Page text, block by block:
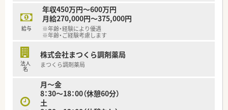
≪薬局情報≫
地域の病院門前で複数科目応需しています。1日あたり90枚ほど
処方箋を応需。在宅も施設・個人宅と実施しております。こちら
の店舗は男性薬剤師もいらっしゃいます。
給与
年収450万円～600万円
月給270,000円～375,000円
※年齢・経験により優遇
※年齢・ご経験考慮します
法人
名
株式会社まつくら調剤薬局
まつくら調剤薬局
月～金
8：30～18：00（休憩60分）
土